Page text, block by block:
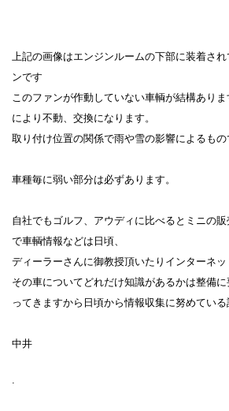
上記の画像はエンジンルームの下部に装着さ
ンです
このファンが作動していない車輌が結構あり
により不動、交換になります。
取り付け位置の関係で雨や雪の影響によるもの
車種毎に弱い部分は必ずあります。
自社でもゴルフ、アウディに比べるとミニの
で車輌情報などは日頃、
ディーラーさんに御教授頂いたりインターネッ
その車についてどれだけ知識があるかは整備
ってきますから日頃から情報収集に努めている
中井
.